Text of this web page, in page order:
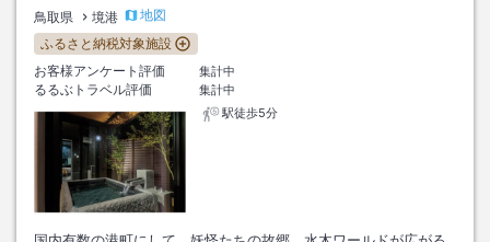
鳥取県 境港
地図
ふるさと納税対象施設
お客様アンケート評価
集計中
るるぶトラベル評価
集計中
駅徒歩5分